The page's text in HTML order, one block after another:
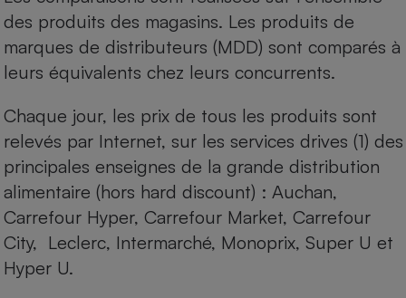
des produits des magasins. Les produits de
marques de distributeurs (MDD) sont comparés à
leurs équivalents chez leurs concurrents.
Chaque jour, les prix de tous les produits sont
relevés par Internet, sur les services drives (1) des
principales enseignes de la grande distribution
alimentaire (hors hard discount) : Auchan,
Carrefour Hyper, Carrefour Market, Carrefour
City, Leclerc, Intermarché, Monoprix, Super U et
Hyper U.